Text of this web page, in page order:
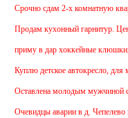
Срочно сдам 2-х комнатную
Продам кухонный гарнитур. Цена
приму в дар хоккейные клюшки,
Куплю детское автокресло, для
Оставлена молодым мужчиной
Очевидцы аварии в д. Чепелево